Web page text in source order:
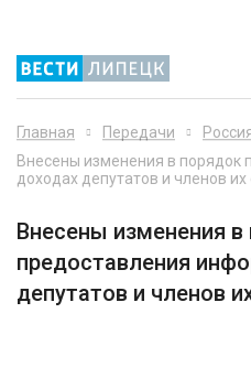
Главная Передачи
Внесены изменения в порядок
доходах депутатов и членов их
Внесены изменения в
предоставления
депутатов и членов